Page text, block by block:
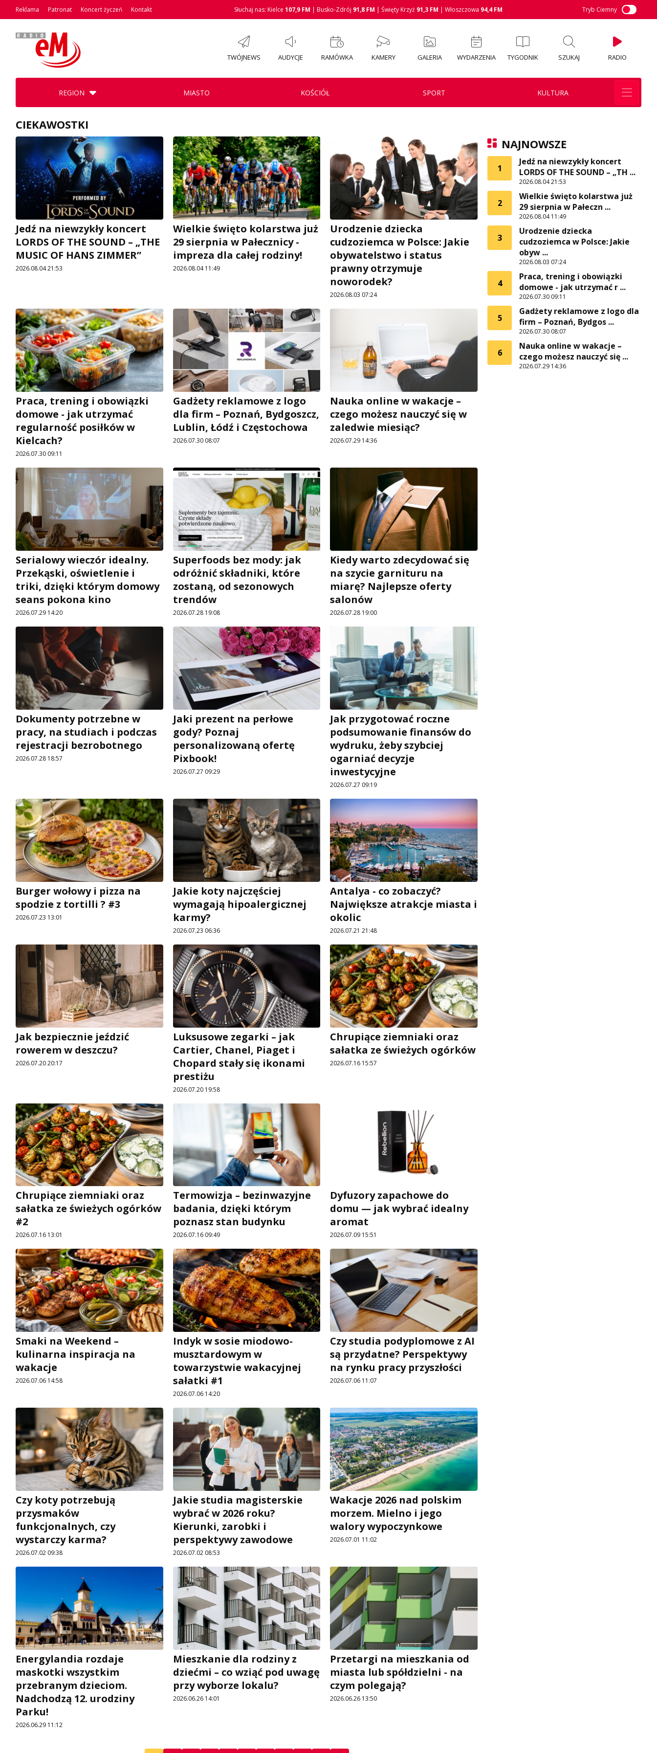
Reklama Patronat Koncert życzeń Kontakt Słuchaj nas: Kielce 107,9 FM | Busko-Zdrój 91,8 FM | Święty Krzyż 91,3 FM | Włoszczowa 94,4 FM Tryb Ciemny
TWÓJNEWS AUDYCJE RAMÓWKA KAMERY GALERIA WYDARZENIA TYGODNIK SZUKAJ RADIO
REGION MIASTO KOŚCIÓŁ SPORT KULTURA
CIEKAWOSTKI
Jedź na niewzykły koncert
LORDS OF THE SOUND – „THE
MUSIC OF HANS ZIMMER”
2026.08.04 21:53
Wielkie święto kolarstwa już
29 sierpnia w Pałecznicy -
impreza dla całej rodziny!
2026.08.04 11:49
Urodzenie dziecka
cudzoziemca w Polsce: Jakie
obywatelstwo i status
prawny otrzymuje
noworodek?
2026.08.03 07:24
Praca, trening i obowiązki
domowe - jak utrzymać
regularność posiłków w
Kielcach?
2026.07.30 09:11
Gadżety reklamowe z logo
dla firm – Poznań, Bydgoszcz,
Lublin, Łódź i Częstochowa
2026.07.30 08:07
Nauka online w wakacje –
czego możesz nauczyć się w
zaledwie miesiąc?
2026.07.29 14:36
Serialowy wieczór idealny.
Przekąski, oświetlenie i
triki, dzięki którym domowy
seans pokona kino
2026.07.29 14:20
Superfoods bez mody: jak
odróżnić składniki, które
zostaną, od sezonowych
trendów
2026.07.28 19:08
Kiedy warto zdecydować się
na szycie garnituru na
miarę? Najlepsze oferty
salonów
2026.07.28 19:00
Dokumenty potrzebne w
pracy, na studiach i podczas
rejestracji bezrobotnego
2026.07.28 18:57
Jaki prezent na perłowe
gody? Poznaj
personalizowaną ofertę
Pixbook!
2026.07.27 09:29
Jak przygotować roczne
podsumowanie finansów do
wydruku, żeby szybciej
ogarniać decyzje
inwestycyjne
2026.07.27 09:19
Burger wołowy i pizza na
spodzie z tortilli ? #3
2026.07.23 13:01
Jakie koty najczęściej
wymagają hipoalergicznej
karmy?
2026.07.23 06:36
Antalya - co zobaczyć?
Największe atrakcje miasta i
okolic
2026.07.21 21:48
Jak bezpiecznie jeździć
rowerem w deszczu?
2026.07.20 20:17
Luksusowe zegarki – jak
Cartier, Chanel, Piaget i
Chopard stały się ikonami
prestiżu
2026.07.20 19:58
Chrupiące ziemniaki oraz
sałatka ze świeżych ogórków
2026.07.16 15:57
Chrupiące ziemniaki oraz
sałatka ze świeżych ogórków
#2
2026.07.16 13:01
Termowizja – bezinwazyjne
badania, dzięki którym
poznasz stan budynku
2026.07.16 09:49
Dyfuzory zapachowe do
domu — jak wybrać idealny
aromat
2026.07.09 15:51
Smaki na Weekend –
kulinarna inspiracja na
wakacje
2026.07.06 14:58
Indyk w sosie miodowo-
musztardowym w
towarzystwie wakacyjnej
sałatki #1
2026.07.06 14:20
Czy studia podyplomowe z AI
są przydatne? Perspektywy
na rynku pracy przyszłości
2026.07.06 11:07
Czy koty potrzebują
przysmaków
funkcjonalnych, czy
wystarczy karma?
2026.07.02 09:38
Jakie studia magisterskie
wybrać w 2026 roku?
Kierunki, zarobki i
perspektywy zawodowe
2026.07.02 08:53
Wakacje 2026 nad polskim
morzem. Mielno i jego
walory wypoczynkowe
2026.07.01 11:02
Energylandia rozdaje
maskotki wszystkim
przebranym dzieciom.
Nadchodzą 12. urodziny
Parku!
2026.06.29 11:12
Mieszkanie dla rodziny z
dziećmi – co wziąć pod uwagę
przy wyborze lokalu?
2026.06.26 14:01
Przetargi na mieszkania od
miasta lub spółdzielni - na
czym polegają?
2026.06.26 13:50
NAJNOWSZE
1
Jedź na niewzykły koncert
LORDS OF THE SOUND – „TH ...
2026.08.04 21:53
2
Wielkie święto kolarstwa już
29 sierpnia w Pałeczn ...
2026.08.04 11:49
3
Urodzenie dziecka
cudzoziemca w Polsce: Jakie
obyw ...
2026.08.03 07:24
4
Praca, trening i obowiązki
domowe - jak utrzymać r ...
2026.07.30 09:11
5
Gadżety reklamowe z logo dla
firm – Poznań, Bydgos ...
2026.07.30 08:07
6
Nauka online w wakacje –
czego możesz nauczyć się ...
2026.07.29 14:36